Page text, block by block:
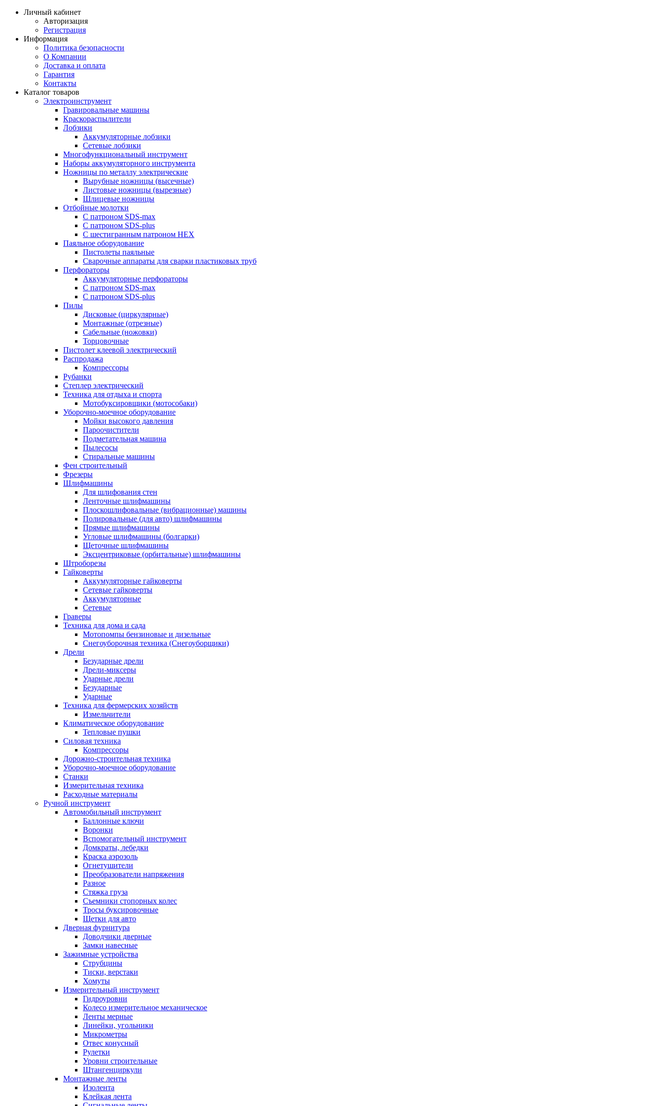
Личный кабинет
Авторизация
Регистрация
Информация
Политика безопасности
О Компании
Доставка и оплата
Гарантия
Контакты
Каталог товаров
Электроинструмент
Гравировальные машины
Краскораспылители
Лобзики
Аккумуляторные лобзики
Сетевые лобзики
Многофункциональный инструмент
Наборы аккумуляторного инструмента
Ножницы по металлу электрические
Вырубные ножницы (высечные)
Листовые ножницы (вырезные)
Шлицевые ножницы
Отбойные молотки
С патроном SDS-max
С патроном SDS-plus
С шестигранным патроном HEX
Паяльное оборудование
Пистолеты паяльные
Сварочные аппараты для сварки пластиковых труб
Перфораторы
Аккумуляторные перфораторы
С патроном SDS-max
С патроном SDS-plus
Пилы
Дисковые (циркулярные)
Монтажные (отрезные)
Сабельные (ножовки)
Торцовочные
Пистолет клеевой электрический
Распродажа
Компрессоры
Рубанки
Степлер электрический
Техника для отдыха и спорта
Мотобуксировщики (мотособаки)
Уборочно-моечное оборудование
Мойки высокого давления
Пароочистители
Подметательная машина
Пылесосы
Стиральные машины
Фен строительный
Фрезеры
Шлифмашины
Для шлифования стен
Ленточные шлифмашины
Плоскошлифовальные (вибрационные) машины
Полировальные (для авто) шлифмашины
Прямые шлифмашины
Угловые шлифмашины (болгарки)
Щеточные шлифмашины
Эксцентриковые (орбитальные) шлифмашины
Штроборезы
Гайковерты
Аккумуляторные гайковерты
Сетевые гайковерты
Аккумуляторные
Сетевые
Граверы
Техника для дома и сада
Мотопомпы бензиновые и дизельные
Снегоуборочная техника (Снегоуборщики)
Дрели
Безударные дрели
Дрели-миксеры
Ударные дрели
Безударные
Ударные
Техника для фермерских хозяйств
Измельчители
Климатическое оборудование
Тепловые пушки
Силовая техника
Компрессоры
Дорожно-строительная техника
Уборочно-моечное оборудование
Станки
Измерительная техника
Расходные материалы
Ручной инструмент
Автомобильный инструмент
Баллонные ключи
Воронки
Вспомогательный инструмент
Домкраты, лебедки
Краска аэрозоль
Огнетушители
Преобразователи напряжения
Разное
Стяжка груза
Съемники стопорных колес
Тросы буксировочные
Щетки для авто
Дверная фурнитура
Доводчики дверные
Замки навесные
Зажимные устройства
Струбцины
Тиски, верстаки
Хомуты
Измерительный инструмент
Гидроуровни
Колесо измерительное механическое
Ленты мерные
Линейки, угольники
Микрометры
Отвес конусный
Рулетки
Уровни строительные
Штангенциркули
Монтажные ленты
Изолента
Клейкая лента